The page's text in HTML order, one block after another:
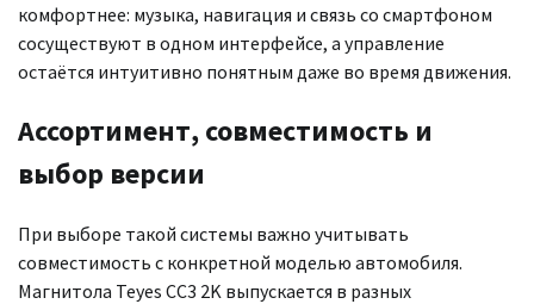
комфортнее: музыка, навигация и связь со смартфоном
сосуществуют в одном интерфейсе, а управление
остаётся интуитивно понятным даже во время движения.
Ассортимент, совместимость и
выбор версии
При выборе такой системы важно учитывать
совместимость с конкретной моделью автомобиля.
Магнитола Teyes CC3 2K выпускается в разных